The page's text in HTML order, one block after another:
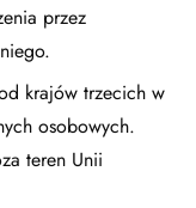
przez
krajów trzecich w
osobowych.
teren Unii